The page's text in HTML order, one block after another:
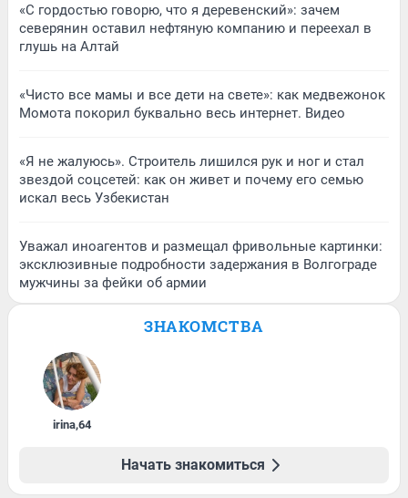
«С гордостью говорю, что я деревенский»: зачем
северянин оставил нефтяную компанию и переехал в
глушь на Алтай
«Чисто все мамы и все дети на свете»: как медвежонок
Момота покорил буквально весь интернет. Видео
«Я не жалуюсь». Строитель лишился рук и ног и стал
звездой соцсетей: как он живет и почему его семью
искал весь Узбекистан
Уважал иноагентов и размещал фривольные картинки:
эксклюзивные подробности задержания в Волгограде
мужчины за фейки об армии
ЗНАКОМСТВА
irina,64
Начать знакомиться